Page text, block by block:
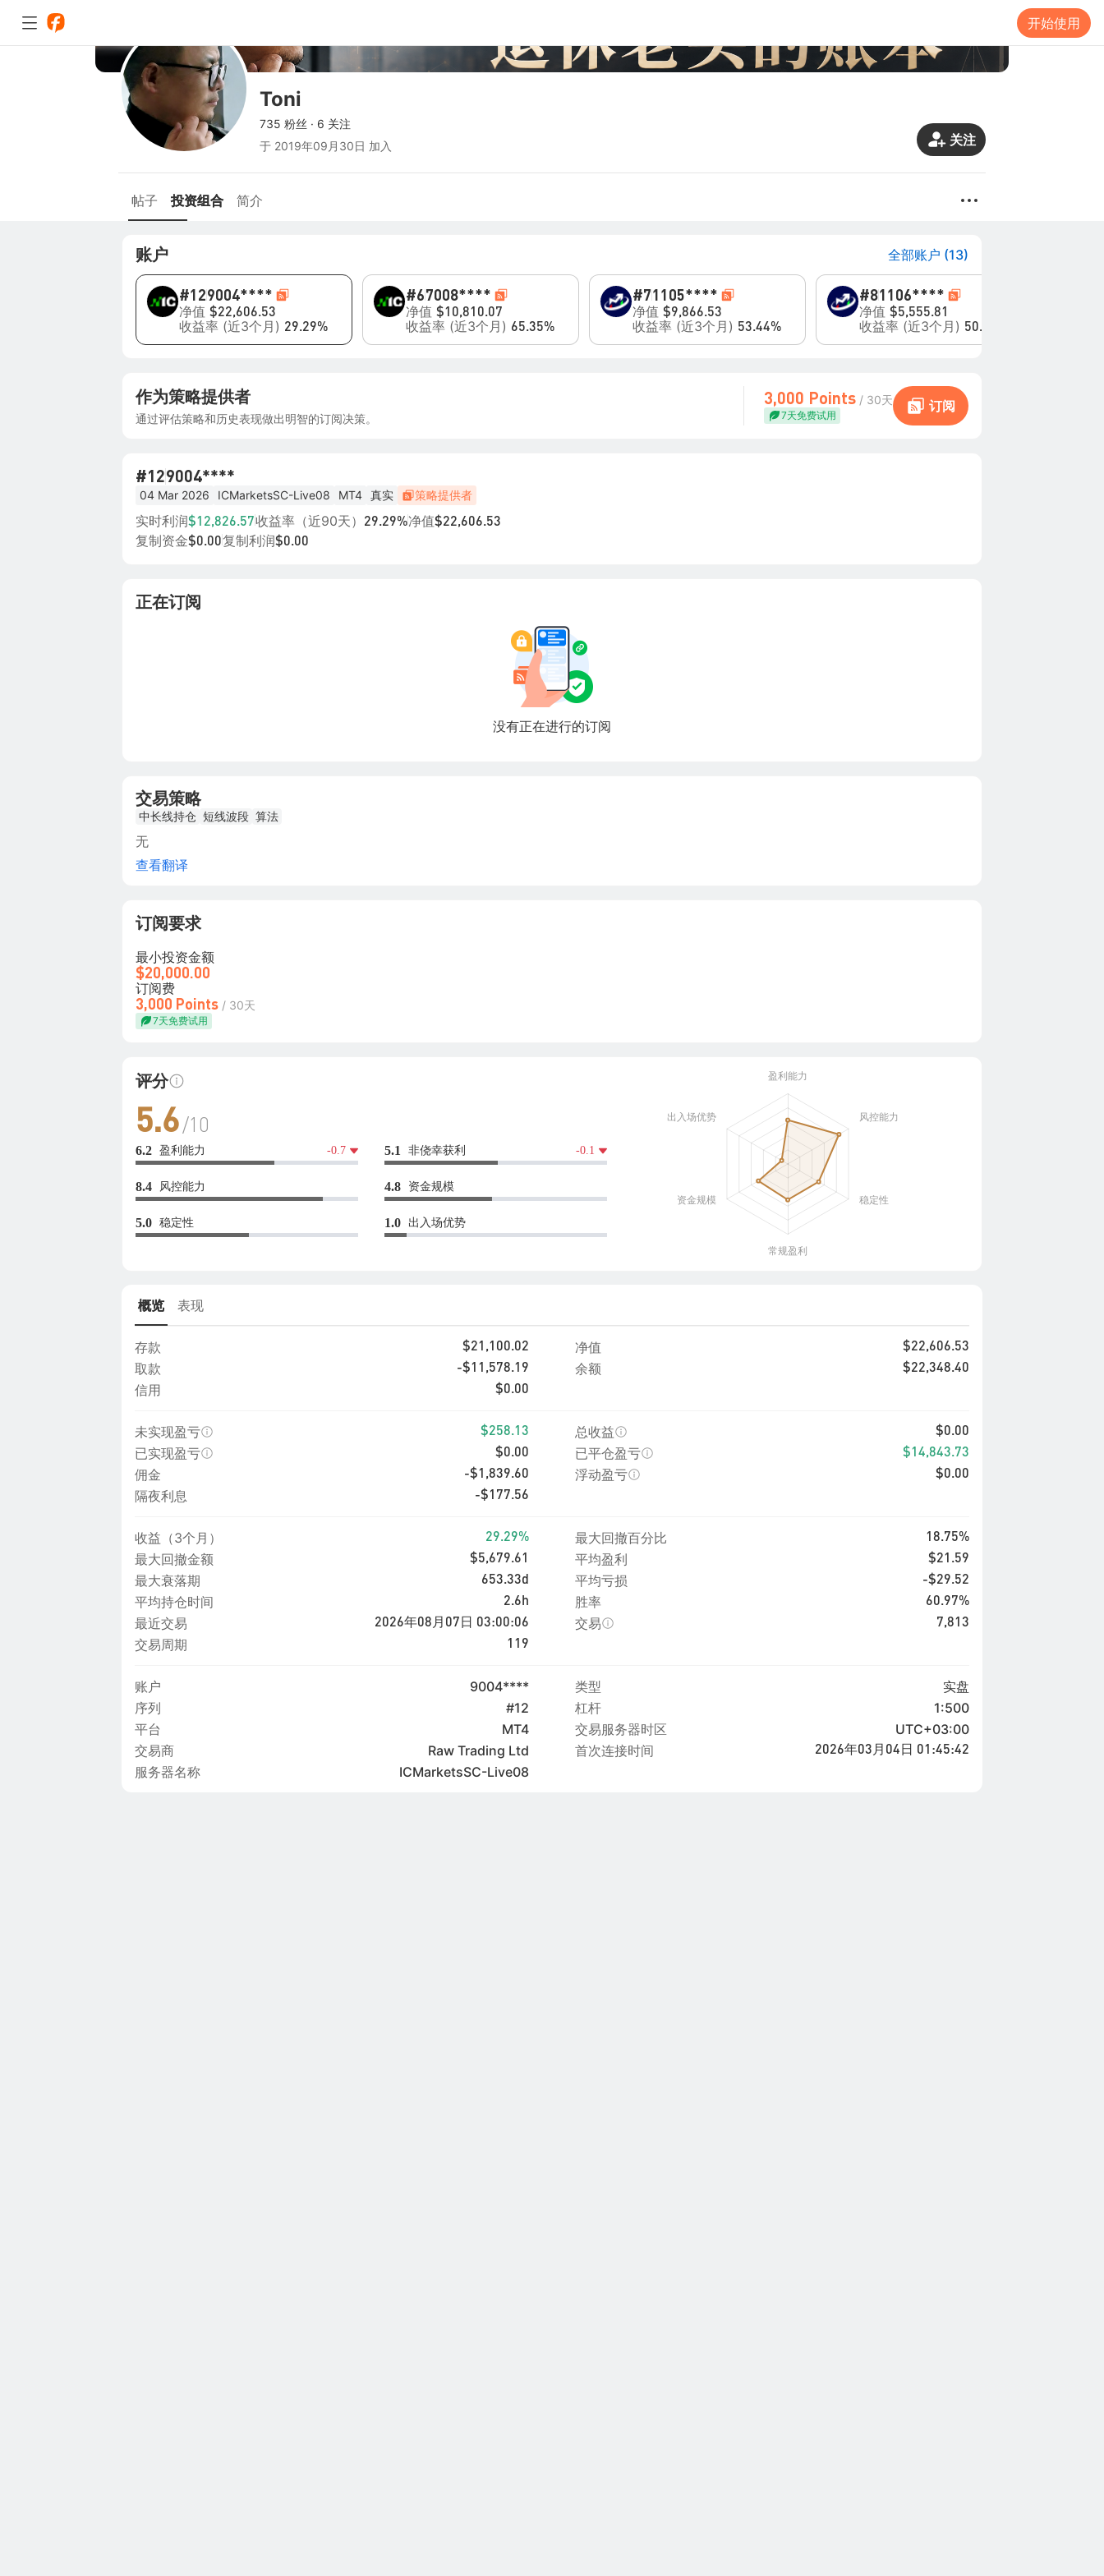
开始使用
Toni
735 粉丝 · 6 关注
于 2019年09月30日 加入 关注
帖子 投资组合 简介
账户 全部账户 (13)
#129004****
净值 $22,606.53
收益率 (近3个月) 29.29%
#67008****
净值 $10,810.07
收益率 (近3个月) 65.35%
#71105****
净值 $9,866.53
收益率 (近3个月) 53.44%
#81106****
净值 $5,555.81
收益率 (近3个月) 50.62%
作为策略提供者
通过评估策略和历史表现做出明智的订阅决策。
3,000 Points / 30天
7天免费试用
订阅
#129004****
04 Mar 2026 ICMarketsSC-Live08 MT4 真实 策略提供者
实时利润$12,826.57收益率（近90天） 29.29%净值$22,606.53
复制资金$0.00复制利润$0.00
正在订阅
没有正在进行的订阅
交易策略
中长线持仓 短线波段 算法
无
查看翻译
订阅要求
最小投资金额
$20,000.00
订阅费
3,000 Points / 30天
7天免费试用
评分
5.6/10
6.2 盈利能力 -0.7 5.1 非侥幸获利 -0.1
8.4 风控能力 4.8 资金规模
5.0 稳定性 1.0 出入场优势
概览 表现
存款 $21,100.02 净值 $22,606.53
取款 -$11,578.19 余额 $22,348.40
信用 $0.00
未实现盈亏 $258.13 总收益 $0.00
已实现盈亏 $0.00 已平仓盈亏 $14,843.73
佣金 -$1,839.60 浮动盈亏 $0.00
隔夜利息 -$177.56
收益（3个月） 29.29% 最大回撤百分比 18.75%
最大回撤金额 $5,679.61 平均盈利 $21.59
最大衰落期 653.33d 平均亏损 -$29.52
平均持仓时间 2.6h 胜率 60.97%
最近交易 2026年08月07日 03:00:06 交易 7,813
交易周期 119
账户 9004**** 类型
实盘
序列
#12 杠杆
1:500
平台
MT4 交易服务器时区
UTC+03:00
交易商
Raw Trading Ltd 首次连接时间 2026年03月04日 01:45:42
服务器名称 ICMarketsSC-Live08